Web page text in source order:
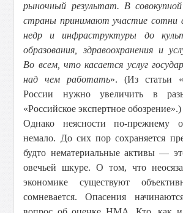
рыночный результат. В
страны принимают участие
недр и инфраструктуры до
образования, здравоохранения и
Во всем, что касается услуг
над чем работать». (Из статьи
России нужно увеличить в
«Российское экспертное обозрение».)
Однако неясности по-прежнему
немало. До сих пор сохраняется
будто нематериальные активы —
овечьей шкуре. О том, что
экономике существуют
сомневается. Опасения